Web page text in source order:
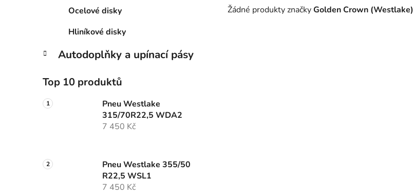
n
p
n
e
Ocelové disky
Hliníkové disky
Autodoplňky a upínací pásy
Top 10 produktů
Pneu Westlake
315/70R22,5 WDA2
7 450 Kč
Pneu Westlake 355/50
R22,5 WSL1
7 450 Kč
Žádné produkty značkyGolden Crown (Westlake)